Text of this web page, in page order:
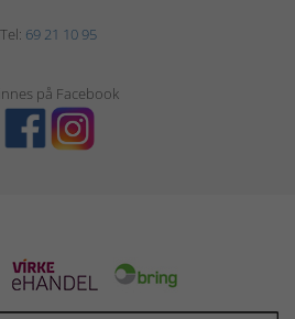
Tel: 69 21 10 95
på Facebook